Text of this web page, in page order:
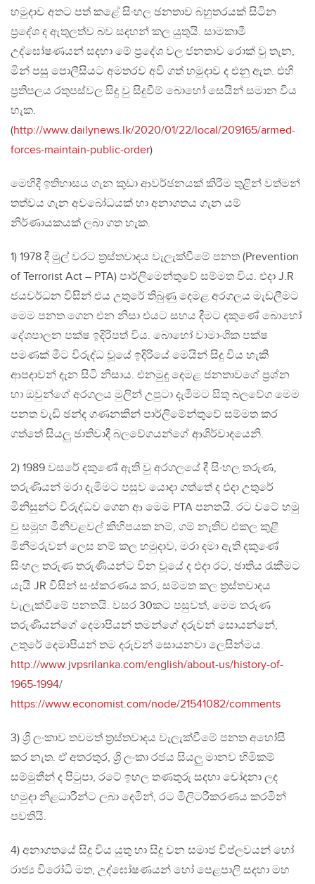
හමුදාව අතට පත් කළේ සිංහල ඡනතාව බහුතරයක් සිටින
ප්‍රදේශ ද ඇතුලත්ව බව සදහන් කල යුතුයි. සාමකාමී
උද්ඝෝෂණයන් සදහා මේ ප්‍රදේශ වල ජනතාව රොක් වු තැන,
මින් පසු පොලීසියට අමතරව අවි ගත් හමුදාව ද එනු ඇත. එහි
ප්‍රතිපලය රතුපස්වල සිදු වු සිදුවීම් බොහෝ සෙයින් සමාන විය
හැක.
(http://www.dailynews.lk/2020/01/22/local/209165/armed-
forces-maintain-public-order)
මෙහිදී ඉතිහාසය ගැන කුඩා ආවර්ඡනයක් කිරිම තුළින් වත්මන්
තත්වය ගැන අවබෝධයක් හා අනාගතය ගැන යම්
නිර්ණායකයක් ලබා ගත හැක.
1) 1978 දී මුල් වරට ත්‍රස්තවාදය වැලැක්වීමේ පනත (Prevention
of Terrorist Act – PTA) පාර්ලිමෙන්තුවේ සම්මත විය. එදා J.R
ජයවර්ධන විසින් එය උතුරේ තිබුණු දෙමළ අරගලය මැඩලීමට
මෙම පනත ගෙන එන නිසා එයට සහය දීමට දකුණේ බොහෝ
දේශපාලන පක්ෂ ඉදිරිපත් විය. බොහෝ වාමාංශික පක්ෂ
පමණක් මීට විරුද්ධ වූයේ ඉදිරියේ මෙයින් සිදු විය හැකි
ආපදාවන් දැන සිටි නිසාය. එනමුදු දෙමළ ජනතාවගේ ප්‍රශ්න
හා ඔවුන්ගේ අරගලය මුලින් උපුටා දැමීමට සිතු බලවේග මෙම
පනත වැඩි ඡන්ද ගණනකින් පාර්ලිමේන්තුවේ සම්මත කර
ගත්තේ සියලු ඡාතිවාදී බලවේගයන්ගේ ආශිර්වාදයෙනි.
2) 1989 වසරේ දකුණේ ඇති වු අරගලයේ දී සිංහල තරුණ,
තරුණියන් මරා දැමීමට පසුව යොදා ගත්තේ ද එදා උතුරේ
මිනිසුන්ට විරුද්ධව ගෙන ආ මෙම PTA පනතයි. රට වටේ හමු
වු සමූහ මිනීවළවල් කිහිපයක නම්, ගම් නැතිව එකල කුළී
මිනීමරුවන් ලෙස නම් කල හමුදාව, මරා දමා ඇති දකුණේ
සිංහල තරුණ තරුණියන්ට වින වූයේ ද එදා රට, ඡාතිය රැකීමට
යැයි JR විසින් සංස්කරණය කර, සම්මත කල ත්‍රස්තවාදය
වැලැක්වීමේ පනතයි. වසර 30කට පසුවත්, මෙම තරුණ
තරුණියන්ගේ දෙමාපියන් තමන්ගේ දරුවන් සොයන්නේ,
උතුරේ දෙමාපියන් තම දරුවන් සොයනවා ලෙසින්මය.
http://www.jvpsrilanka.com/english/about-us/history-of-
1965-1994/
https://www.economist.com/node/21541082/comments
3) ශ්‍රි ලංකාව තවමත් ත්‍රස්තවාදය වැලැක්වීමේ පනත අහෝසි
කර නැත. ඒ අතරතුර, ශ්‍රි ලංකා රජය සියලු මානව හිමිකම්
සම්මුතීන් ද පිටුපා, රටේ ඉහල තණතුරු සදහා චෝදනා ලද
හමුදා නිළධාරීන්ට ලබා දෙමින්, රට මිලිටරීකරණය කරමින්
පවතියි.
4) අනාගතයේ සිදු විය යුතු හා සිදු වන සමාජ විප්ලවයන් හෝ
රාජ්‍ය විරෝධි මත, උද්ඝෝෂණයන් හෝ පෙළපාලි සදහා මහ